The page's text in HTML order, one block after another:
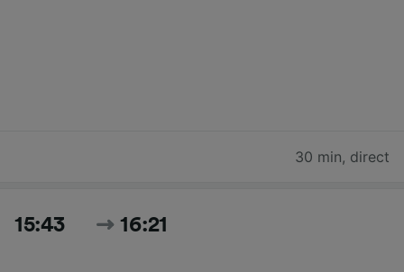
30 min, direct
15:43 16:21